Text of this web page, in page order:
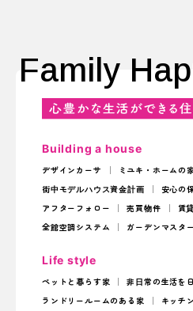
Family
Building a house
デザインカーサ ミユキ・ホームの
街中モデルハウス資金計画
安心の
アフターフォロー
売買物件
賃
全館空調システム
ガーデンマスター
Life style
ペットと暮らす家
非日常の生活を
ランドリールームのある家
キッチ